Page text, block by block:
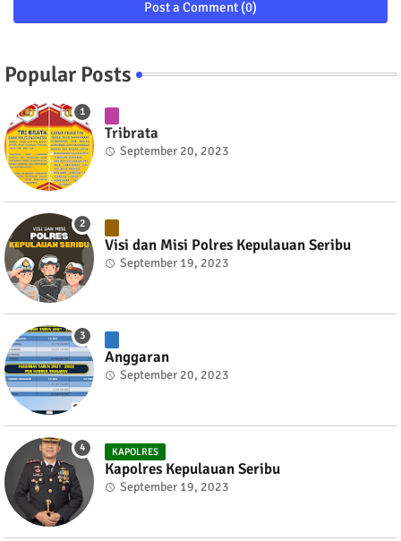
Post a Comment (0)
Popular Posts
Tribrata
September 20, 2023
Visi dan Misi Polres Kepulauan Seribu
September 19, 2023
Anggaran
September 20, 2023
KAPOLRES
Kapolres Kepulauan Seribu
September 19, 2023